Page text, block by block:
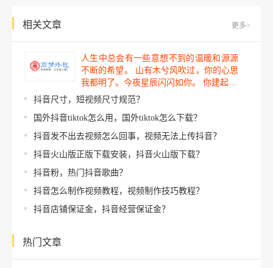
相关文章 更多>
人生中总会有一些意想不到的温暖和源源
不断的希望。 山有木兮风吹过，你的心思
我都明了。今夜星辰闪闪如你。 你建起…
抖音尺寸，短视频尺寸规范？
国外抖音tiktok怎么用，国外tiktok怎么下载？
抖音发不出去视频怎么回事，视频无法上传抖音？
抖音火山版正版下载安装，抖音火山版下载？
抖音粉，热门抖音歌曲？
抖音怎么制作视频教程，视频制作技巧教程？
抖音店铺保证金，抖音经营保证金？
热门文章